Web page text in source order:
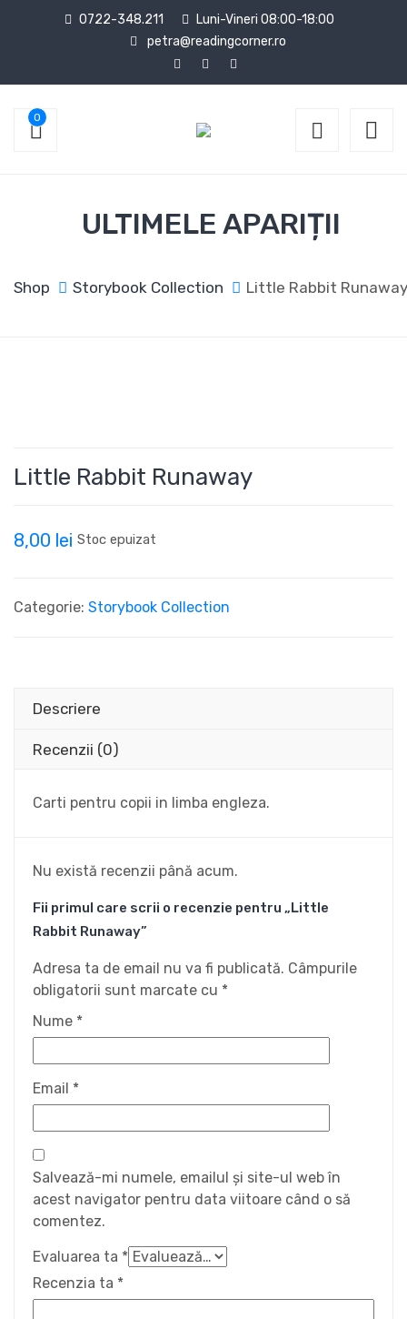
0722-348.211
Luni-Vineri 08:00-18:00
petra@readingcorner.ro
0
ULTIMELE APARIȚII
Shop Storybook Collection Little Rabbit Runaway
Little Rabbit Runaway
8,00 lei Stoc epuizat
Categorie: Storybook Collection
Descriere
Recenzii (0)
Carti pentru copii in limba engleza.
Nu există recenzii până acum.
Fii primul care scrii o recenzie pentru „Little
Rabbit Runaway”
Adresa ta de email nu va fi publicată. Câmpurile
obligatorii sunt marcate cu *
Nume *
Email *
Salvează-mi numele, emailul și site-ul web în
acest navigator pentru data viitoare când o să
comentez.
Evaluarea ta *
Recenzia ta *